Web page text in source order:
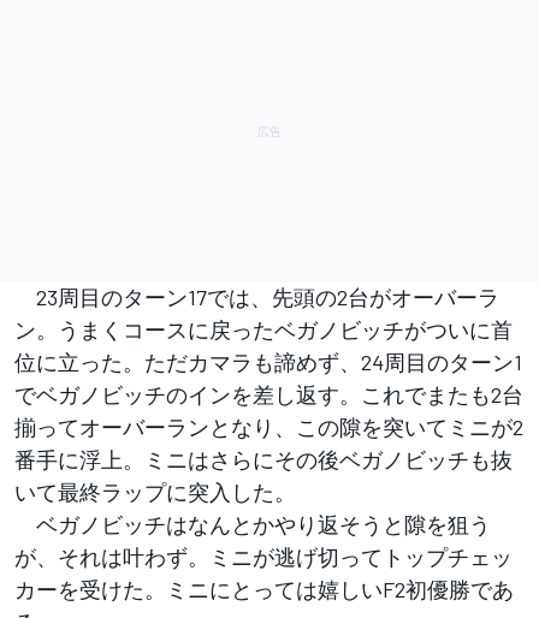
23周目のターン17では、先頭の2台がオーバーラ
ン。うまくコースに戻ったベガノビッチがついに首
位に立った。ただカマラも諦めず、24周目のターン1
でベガノビッチのインを差し返す。これでまたも2台
揃ってオーバーランとなり、この隙を突いてミニが2
番手に浮上。ミニはさらにその後ベガノビッチも抜
いて最終ラップに突入した。
ベガノビッチはなんとかやり返そうと隙を狙う
が、それは叶わず。ミニが逃げ切ってトップチェッ
カーを受けた。ミニにとっては嬉しいF2初優勝であ